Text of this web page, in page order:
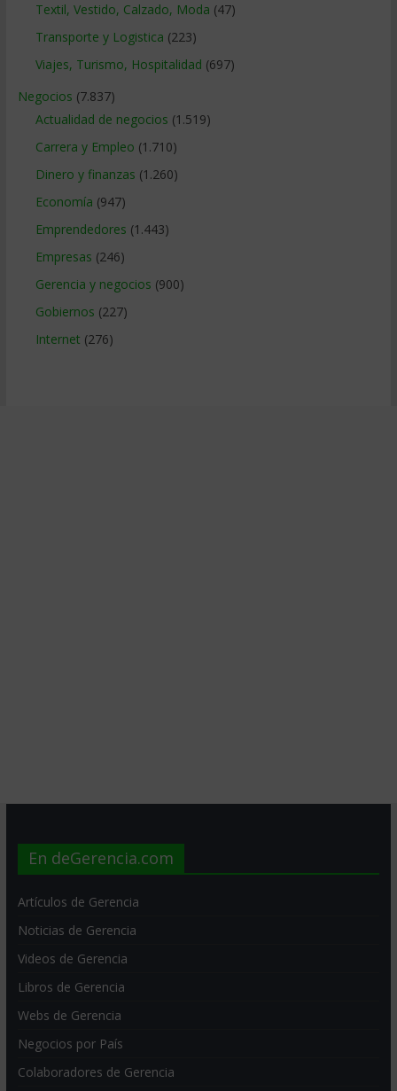
Textil, Vestido, Calzado, Moda (47)
Transporte y Logistica (223)
Viajes, Turismo, Hospitalidad (697)
Negocios (7.837)
Actualidad de negocios (1.519)
Carrera y Empleo (1.710)
Dinero y finanzas (1.260)
Economía (947)
Emprendedores (1.443)
Empresas (246)
Gerencia y negocios (900)
Gobiernos (227)
Internet (276)
En deGerencia.com
Artículos de Gerencia
Noticias de Gerencia
Videos de Gerencia
Libros de Gerencia
Webs de Gerencia
Negocios por País
Colaboradores de Gerencia